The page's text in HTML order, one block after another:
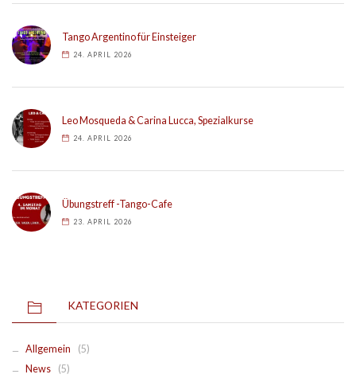
Tango Argentino für Einsteiger
24. APRIL 2026
Leo Mosqueda & Carina Lucca, Spezialkurse
24. APRIL 2026
Übungstreff -Tango-Cafe
23. APRIL 2026
KATEGORIEN
Allgemein
(5)
News
(5)